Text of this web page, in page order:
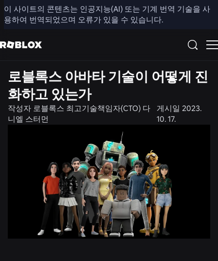
이 사이트의 콘텐츠는 인공지능(AI) 또는 기계 번역 기술을 사
용하여 번역되었으며 오류가 있을 수 있습니다.
공유
제품
로블록스 아바타 기술이 어떻게 진
화하고 있는가
작성자 로블록스 최고기술책임자(CTO) 다
니엘 스터먼
게시일 2023.
10. 17.